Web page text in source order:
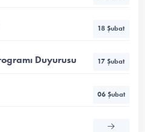
18 Şubat
Duyurusu 17 Şubat
06 Şubat